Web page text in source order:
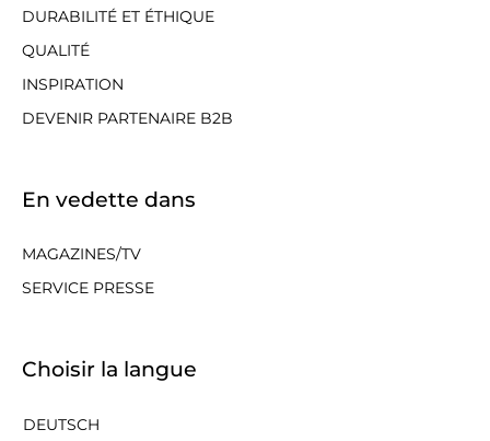
DURABILITÉ ET ÉTHIQUE
QUALITÉ
INSPIRATION
DEVENIR PARTENAIRE B2B
En vedette dans
MAGAZINES/TV
SERVICE PRESSE
Choisir la langue
DEUTSCH